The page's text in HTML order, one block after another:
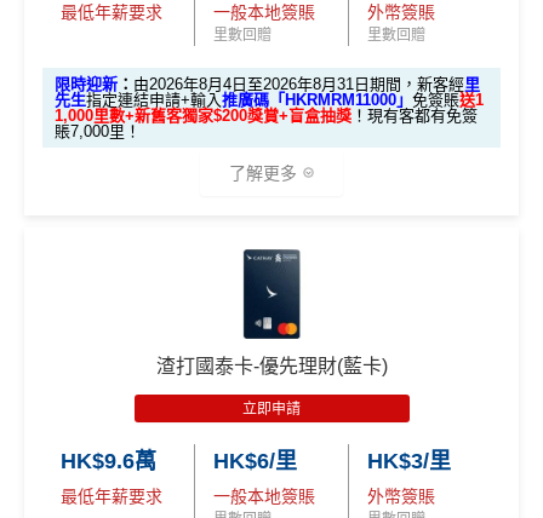
最低年薪要求 一般本地簽賬
里數回贈
外幣簽賬
里數回贈
限時迎新 ： 由2026年8月4日至2026年8月31日期間，新客經里
先生指定連結申請+輸入 推廣碼「HKRMRM11000」 免簽賬送1
1,000里數+新舊客獨家$200獎賞+盲盒抽獎 ！現有客都有免簽
賬7,000里！
了解更多
客戶迎新
優惠期：2026年8月4日至2026年8月31日
✅經里先生指定連結+輸入里先生推廣碼「HKRMRM1
申請渣打國泰Mastercard：
MrMiles.hk/cathay-
card-apply，成功批卡後，新客免簽賬先送11,000里數
❗️
渣打國泰卡-優先理財(藍卡)
立即申請
HK$9.6萬
最低年薪要求
HK$6/里
一般本地簽賬
HK$3/里
外幣簽賬